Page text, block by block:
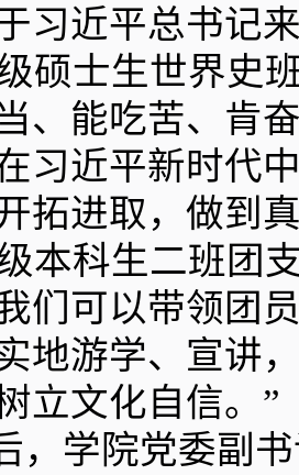
习近平总书记
硕士生世界史
、能吃苦、肯
习近平新时代
拓进取，做到
本科生二班团
们可以带领团
地游学、宣讲
立文化自信。”
，学院党委副